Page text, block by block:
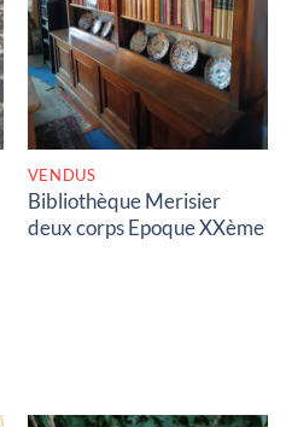
RUPTURE DE STOCK
VENDUS
Bibliothèque Merisier
deux corps Epoque XXème